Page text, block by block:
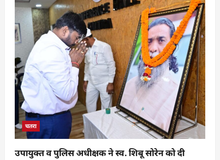
चतरा
उपायुक्त व पुलिस अधीक्षक ने स्व. शिबू सोरेन को दी